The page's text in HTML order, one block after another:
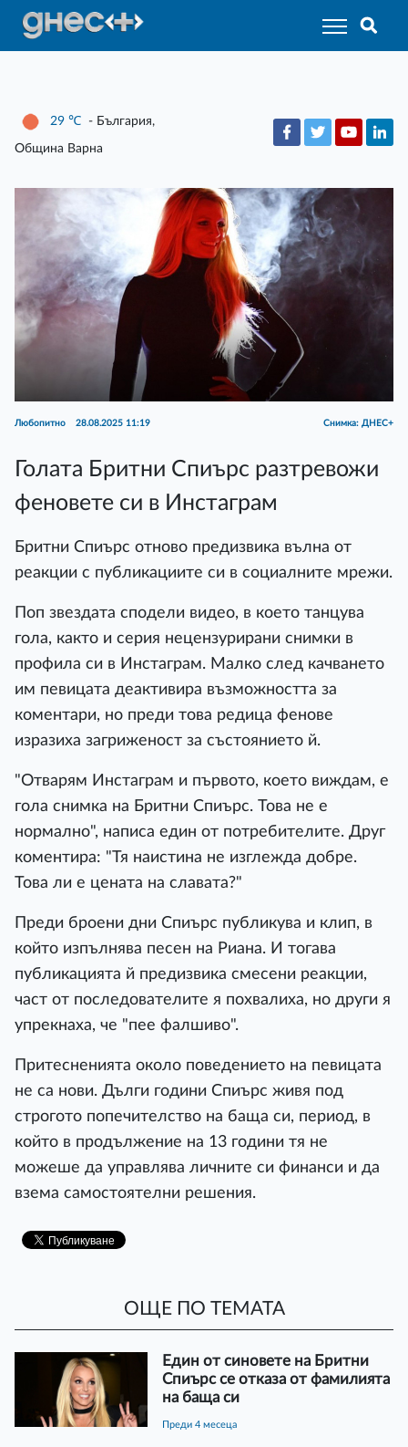
29 ℃ - България,
Община Варна
Любопитно 28.08.2025 11:19 Снимка: ДНЕС+
Голата Бритни Спиърс разтревожи
феновете си в Инстаграм
Бритни Спиърс отново предизвика вълна от
реакции с публикациите си в социалните мрежи.
Поп звездата сподели видео, в което танцува
гола, както и серия нецензурирани снимки в
профила си в Инстаграм. Малко след качването
им певицата деактивира възможността за
коментари, но преди това редица фенове
изразиха загриженост за състоянието й.
"Отварям Инстаграм и първото, което виждам, е
гола снимка на Бритни Спиърс. Това не е
нормално", написа един от потребителите. Друг
коментира: "Тя наистина не изглежда добре.
Това ли е цената на славата?"
Преди броени дни Спиърс публикува и клип, в
който изпълнява песен на Риана. И тогава
публикацията й предизвика смесени реакции,
част от последователите я похвалиха, но други я
упрекнаха, че "пее фалшиво".
Притесненията около поведението на певицата
не са нови. Дълги години Спиърс живя под
строгото попечителство на баща си, период, в
който в продължение на 13 години тя не
можеше да управлява личните си финанси и да
взема самостоятелни решения.
ОЩЕ ПО ТЕМАТА
Един от синовете на Бритни
Спиърс се отказа от фамилията
на баща си
преди 4 месеца